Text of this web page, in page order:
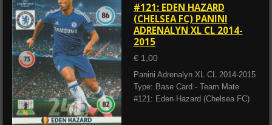
#121: EDEN HAZARD
(CHELSEA FC) PANINI
ADRENALYN XL CL 2014-
2015
€ 1,00
Panini Adrenalyn XL CL 2014-2015
Type: Base Card - Team Mate
#121: Eden Hazard (Chelsea FC)